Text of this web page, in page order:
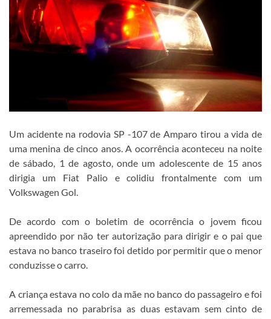
Um acidente na rodovia SP -107 de Amparo tirou a vida de
uma menina de cinco anos. A ocorrência aconteceu na noite
de sábado, 1 de agosto, onde um adolescente de 15 anos
dirigia um Fiat Palio e colidiu frontalmente com um
Volkswagen Gol.
De acordo com o boletim de ocorrência o jovem ficou
apreendido por não ter autorização para dirigir e o pai que
estava no banco traseiro foi detido por permitir que o menor
conduzisse o carro.
A criança estava no colo da mãe no banco do passageiro e foi
arremessada no parabrisa as duas estavam sem cinto de